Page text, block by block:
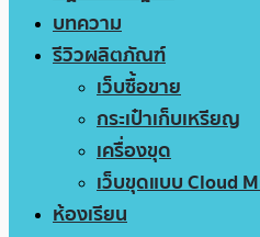
บทความ
รีวิวผลิตภัณฑ์
เว็บซื้อขาย
กระเป๋าเก็บเหรียญ
เครื่องขุด
เว็บขุดแบบ Cloud
ห้องเรียน